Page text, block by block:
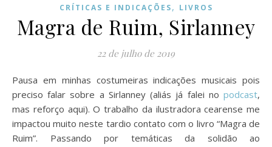
CRÍTICAS E INDICAÇÕES, LIVROS
Magra de Ruim, Sirlanney
22 de julho de 2019
Pausa em minhas costumeiras indicações musicais pois
preciso falar sobre a Sirlanney (aliás já falei no podcast,
mas reforço aqui). O trabalho da ilustradora cearense me
impactou muito neste tardio contato com o livro “Magra de
Ruim”. Passando por temáticas da solidão ao